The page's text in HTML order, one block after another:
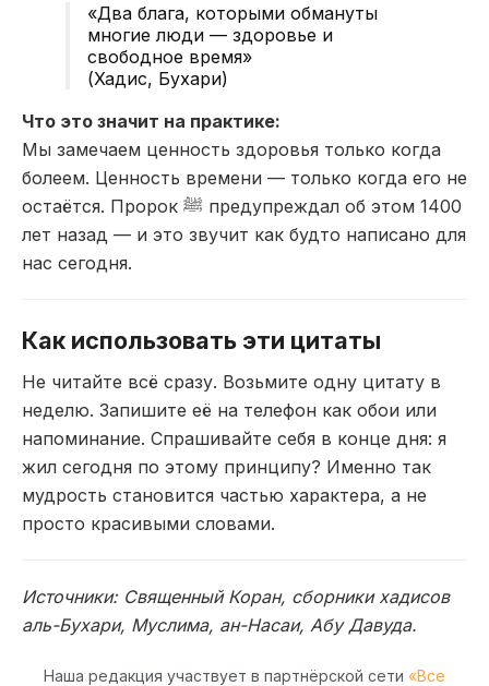
«Два блага, которыми обмануты
многие люди — здоровье и
свободное время»
(Хадис, Бухари)
Что это значит на практике:
Мы замечаем ценность здоровья только когда
болеем. Ценность времени — только когда его не
остаётся. Пророк ﷺ предупреждал об этом 1400
лет назад — и это звучит как будто написано для
нас сегодня.
Как использовать эти цитаты
Не читайте всё сразу. Возьмите одну цитату в
неделю. Запишите её на телефон как обои или
напоминание. Спрашивайте себя в конце дня: я
жил сегодня по этому принципу? Именно так
мудрость становится частью характера, а не
просто красивыми словами.
Источники: Священный Коран, сборники хадисов
аль-Бухари, Муслима, ан-Насаи, Абу Давуда.
Наша редакция участвует в партнёрской сети «Все